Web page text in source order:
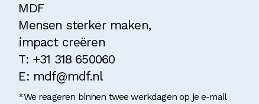
MDF
Mensen sterker maken,
impact creëren
T: +31 318 650060
E: mdf@mdf.nl
*We reageren binnen twee werkdagen op je e-mail